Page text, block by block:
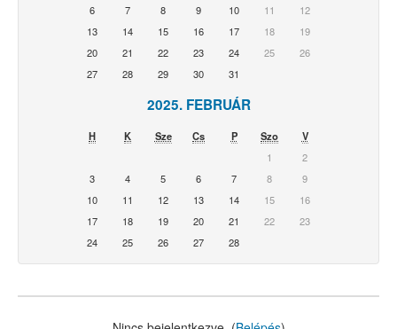
6
7 8 9 10 11
12
13
14 15 16 17 18
19
20
21 22 23 24 25
26
27
28 29 30 31
2025. FEBRUÁR
H K Sze Cs P Szo
V
1
2
3
4 5 6 7 8
9
10
11 12 13 14 15
16
17
18 19 20 21 22
23
24
25 26 27 28